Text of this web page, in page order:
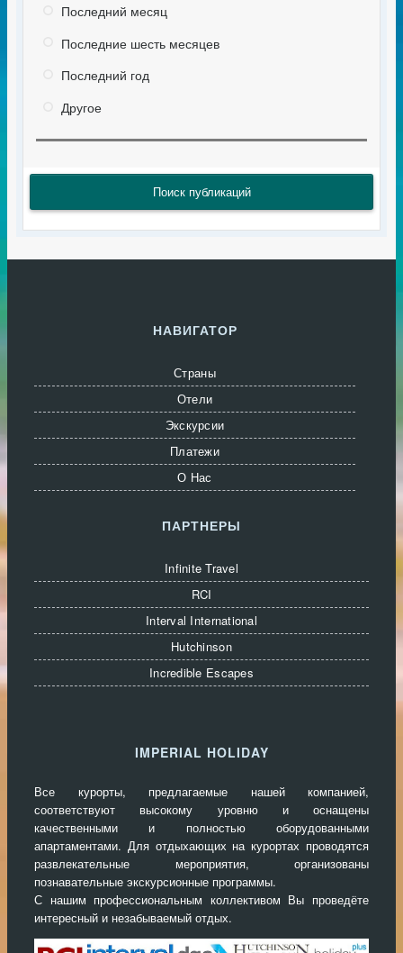
Последний месяц
Последние шесть месяцев
Последний год
Другое
Поиск публикаций
НАВИГАТОР
Страны
Отели
Экскурсии
Платежи
О Нас
ПАРТНЕРЫ
Infinite Travel
RCI
Interval International
Hutchinson
Incredible Escapes
IMPERIAL HOLIDAY
Все курорты, предлагаемые нашей компанией,
соответствуют высокому уровню и оснащены
качественными и полностью оборудованными
апартаментами. Для отдыхающих на курортах проводятся
развлекательные мероприятия, организованы
познавательные экскурсионные программы.
С нашим профессиональным коллективом Вы проведёте
интересный и незабываемый отдых.